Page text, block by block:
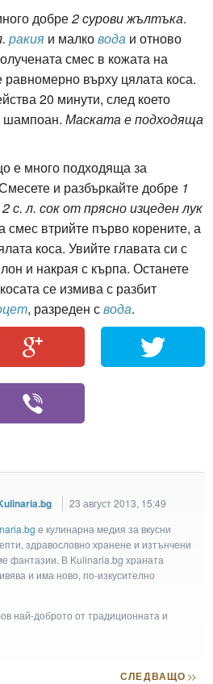
добре2 сурови жълтъка.
ракия и малковода и отново
смес в кожата на
равномерно върху цялата коса.
20 минути, след което
шампоан. Маската е подходяща
е много подходяща за
и разбъркайте добре 1
с. л. сок от прясно изцеден лук
смес втрийте първо корените, а
коса. Увийте главата си с
и накрая с кърпа. Останете
се измива с разбит
, разреден свода.
23 август 2013, 15:49
e кулинарна медия за вкусни
здравословно хранене и изтънчени
фантазии. В Kulinaria.bg храната
и има ново, по-изкусително
най-доброто от традиционната и
СЛЕДВАЩО>>